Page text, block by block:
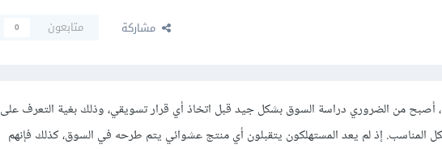
مشاركة متابعون 0
أصبح من الضروري دراسة السوق بشكل جيد قبل اتخاذ أي قرار تسويقي، وذلك بغية التعرف على
المناسب. إذ لم يعد المستهلكون يتقبلون أي منتج عشوائي يتم طرحه في السوق، كذلك فإنهم